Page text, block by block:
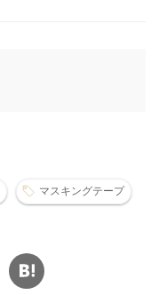
マスキングテープ